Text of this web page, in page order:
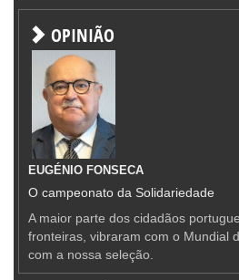
OPINIÃO
EUGÉNIO FONSECA
O campeonato da Solidariedade
A maior parte dos cidadãos
fronteiras, vibraram com o Mundial
com a nossa seleção.